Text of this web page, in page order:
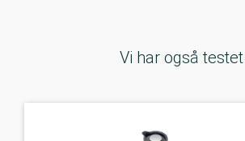
Vi har også testet